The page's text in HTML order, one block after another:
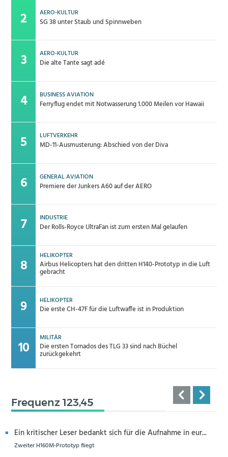
AERO-KULTUR
SG 38 unter Staub und Spinnweben
AERO-KULTUR
Die alte Tante sagt adé
BUSINESS AVIATION
Ferryflug endet mit Notwasserung 1.000 Meilen vor Hawaii
LUFTVERKEHR
MD-11-Ausmusterung: Abschied von der Diva
GENERAL AVIATION
Premiere der Junkers A60 auf der AERO
INDUSTRIE
Der Rolls-Royce UltraFan ist zum ersten Mal gelaufen
HELIKOPTER
Airbus Helicopters hat den dritten H140-Prototyp in die Luft
gebracht
HELIKOPTER
Die erste CH-47F für die Luftwaffe ist in Produktion
MILITÄR
Die ersten Tornados des TLG 33 sind nach Büchel
zurückgekehrt
Frequenz 123,45
Ein kritischer Leser bedankt sich für die Aufnahme in eur...
Zweiter H160M-Prototyp fliegt